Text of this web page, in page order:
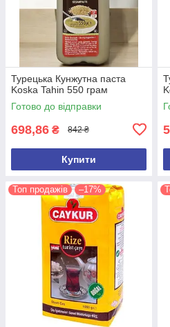
Турецька Кунжутна паста
Koska Tahin 550 грам
Готово до відправки
698,86 ₴ 842 ₴
Купити
Топ продажів –17%